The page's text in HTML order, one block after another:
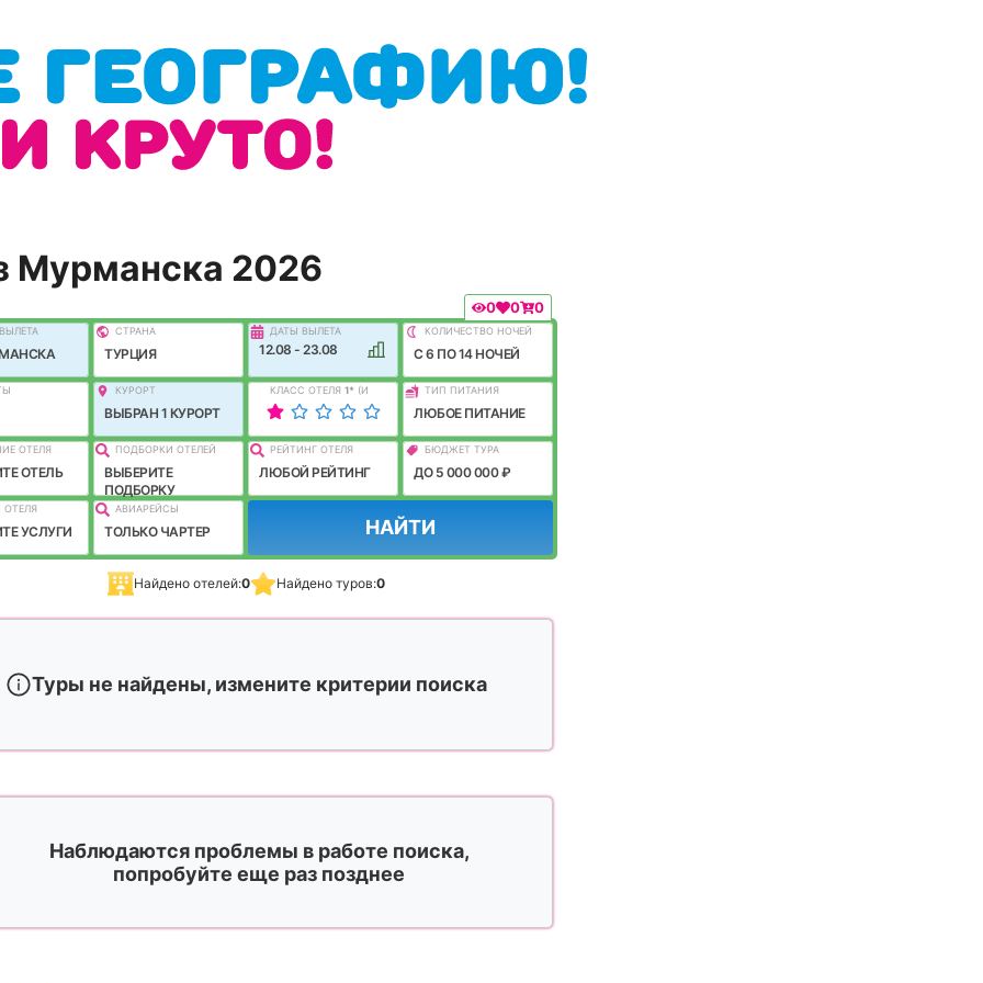
Мурманска 2026
0 0 0
СТРАНА
ТУРЦИЯ
ДАТЫ ВЫЛЕТА
12.08 - 23.08
КОЛИЧЕСТВО НОЧЕЙ
C 6 ПО 14 НОЧЕЙ
КУРОРТ
ВЫБРАН 1 КУРОРТ
КЛАСС ОТЕЛЯ 1* (И
ЛУЧШЕ)
ТИП ПИТАНИЯ
ЛЮБОЕ ПИТАНИЕ
ОТЕЛЯ
ОТЕЛЬ
ПОДБОРКИ ОТЕЛЕЙ
ВЫБЕРИТЕ
ПОДБОРКУ
РЕЙТИНГ ОТЕЛЯ
ЛЮБОЙ РЕЙТИНГ
БЮДЖЕТ ТУРА
ДО 5 000 000 ₽
ОТЕЛЯ
УСЛУГИ
АВИАРЕЙСЫ
ТОЛЬКО ЧАРТЕР НАЙТИ
Найдено отелей:0 Найдено туров:0
Туры не найдены, измените критерии поиска
Наблюдаются проблемы в работе поиска,
попробуйте еще раз позднее